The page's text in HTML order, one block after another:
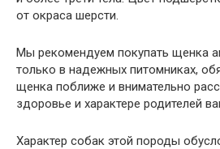
от окраса шерсти.
Мы рекомендуем покупать щенка
только в надежных питомниках,
щенка поближе и внимательно
здоровье и характере родителей
Характер собак этой породы